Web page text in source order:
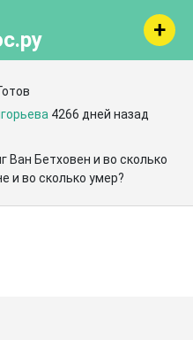
4266 дней назад
Ван Бетховен и во сколько
и во сколько умер?